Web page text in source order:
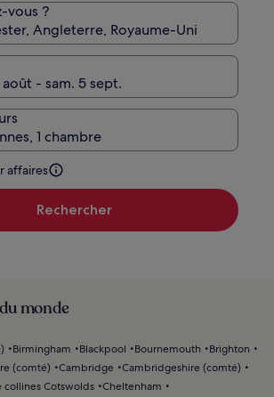
vous ?
Angleterre, Royaume-Uni
août - sam. 5 sept.
1 chambre
affaires
Rechercher
monde
Birmingham Blackpool Bournemouth
Brighton
(comté) Cambridge Cambridgeshire (comté)
collines Cotswolds Cheltenham